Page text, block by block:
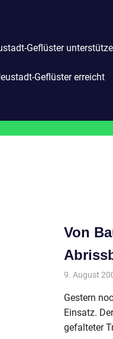
Geflüster
Geflüster erreicht
Von
9. August
Gestern
Einsatz.
gefalteter